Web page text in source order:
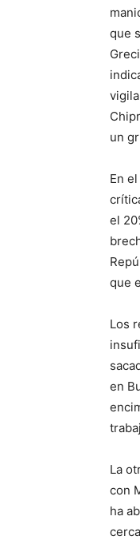
que
un
En
el
que
Los
en
La
con
ha